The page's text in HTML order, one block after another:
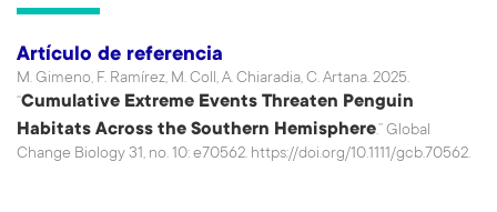
Artículo de referencia
M. Gimeno, F. Ramírez, M. Coll, A. Chiaradia, C. Artana. 2025.
“Cumulative Extreme Events Threaten Penguin
Habitats Across the Southern Hemisphere.” Global
Change Biology 31, no. 10: e70562. https://doi.org/10.1111/gcb.70562.